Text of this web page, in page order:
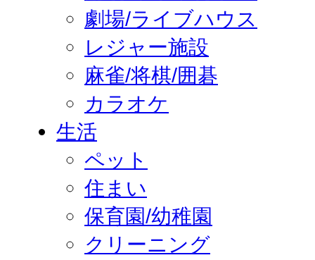
劇場/ライブハウス
レジャー施設
麻雀/将棋/囲碁
カラオケ
生活
ペット
住まい
保育園/幼稚園
クリーニング